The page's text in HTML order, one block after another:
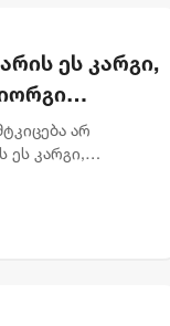
ეს კარგი,
არ
ეს კარგი,